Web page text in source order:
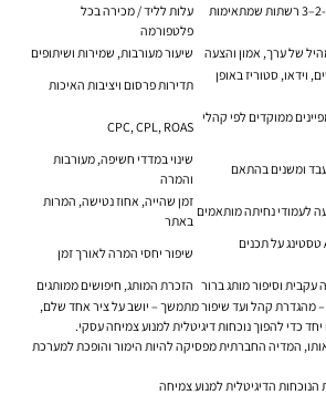
מתמקדים ב-2–3 רשתות שמתאימות
עלות לליד / מכירה בכל
פלטפורמה
של ערך, אמון והצעה
שיעור מעורבות, שמירות ושיתופים
וידאו, סטוריז באופן
תדירות פרסום ויציבות האיכות
ממוקדים לפי קהלי
CPC, CPL, ROAS
ומשנים בהתאם
שינוי במדדי חשיפה, מעורבות
והמרה
לעמודי נחיתה מותאמים
זמן שהייה, אחוז נטישה, המרות
באתר
מבצעים A/B טסטינג על תכנים
שיפור יחסי המרה לאורך זמן
עקבית וסיפור מותג ברור הזכרת המותג, חיפושים ממותגים
מהגדרת קהל ועד שיפור מתמשך – יושב על ציר אחד שלם,
יחד כדי להפוך נוכחות דיגיטלית למנוע צמיחה עסקי.
המדיה החברתית מפסיקה להיות הימור והופכת למערכת
הדיגיטלית למנוע צמיחה